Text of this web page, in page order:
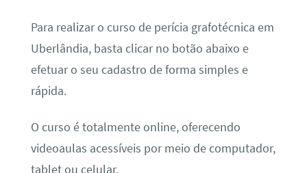
Para realizar o curso de perícia grafotécnica em
Uberlândia, basta clicar no botão abaixo e
efetuar o seu cadastro de forma simples e
rápida.
O curso é totalmente online, oferecendo
videoaulas acessíveis por meio de computador,
tablet ou celular.